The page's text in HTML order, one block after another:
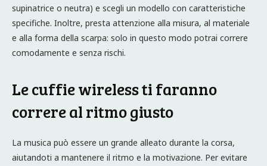
supinatrice o neutra) e scegli un modello con caratteristiche
specifiche. Inoltre, presta attenzione alla misura, al materiale
e alla forma della scarpa: solo in questo modo potrai correre
comodamente e senza rischi.
Le cuffie wireless ti faranno
correre al ritmo giusto
La musica può essere un grande alleato durante la corsa,
aiutandoti a mantenere il ritmo e la motivazione. Per evitare